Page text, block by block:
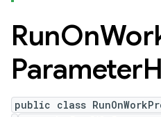
RunOn
Parameter
public class